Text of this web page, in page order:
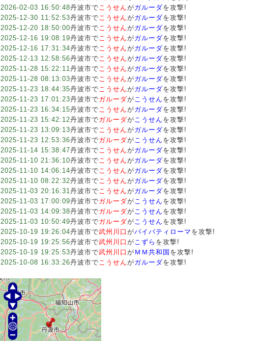
2026-02-03 16:50:48丹波市でこうせんがガルーダを攻撃!
2025-12-30 11:52:53丹波市でこうせんがガルーダを攻撃!
2025-12-20 18:50:00丹波市でこうせんがガルーダを攻撃!
2025-12-16 19:08:19丹波市でこうせんがガルーダを攻撃!
2025-12-16 17:31:34丹波市でこうせんがガルーダを攻撃!
2025-12-13 12:58:56丹波市でこうせんがガルーダを攻撃!
2025-11-28 15:22:11丹波市でこうせんがガルーダを攻撃!
2025-11-28 08:13:03丹波市でこうせんがガルーダを攻撃!
2025-11-23 18:44:35丹波市でこうせんがガルーダを攻撃!
2025-11-23 17:01:23丹波市でガルーダがこうせん を攻撃!
2025-11-23 16:34:15丹波市でこうせんがガルーダを攻撃!
2025-11-23 15:42:12丹波市でガルーダがこうせん を攻撃!
2025-11-23 13:09:13丹波市でこうせんがガルーダを攻撃!
2025-11-23 12:53:36丹波市でガルーダがこうせん を攻撃!
2025-11-14 15:38:47丹波市でこうせんがガルーダを攻撃!
2025-11-10 21:36:10丹波市でこうせんがガルーダを攻撃!
2025-11-10 14:06:14丹波市でこうせんがガルーダを攻撃!
2025-11-10 08:22:32丹波市でこうせんがガルーダを攻撃!
2025-11-03 20:16:31丹波市でこうせんがガルーダを攻撃!
2025-11-03 17:00:09丹波市でガルーダがこうせん を攻撃!
2025-11-03 14:09:38丹波市でガルーダがこうせん を攻撃!
2025-11-03 10:50:49丹波市でガルーダがこうせん を攻撃!
2025-10-19 19:26:04丹波市で武州川口 がパイパティローマ を攻撃!
2025-10-19 19:25:56丹波市で武州川口 がこずら を攻撃!
2025-10-19 19:25:53丹波市で武州川口 が ＭＭ共和国 を攻撃!
2025-10-08 16:33:26丹波市でこうせんがガルーダを攻撃!